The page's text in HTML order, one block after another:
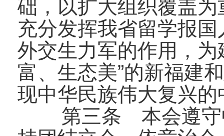
础，以扩大组织覆盖
充分发挥我省留学报
外交生力军的作用，
富、生态美”的新福建
现中华民族伟大复兴
第三条 本会遵守